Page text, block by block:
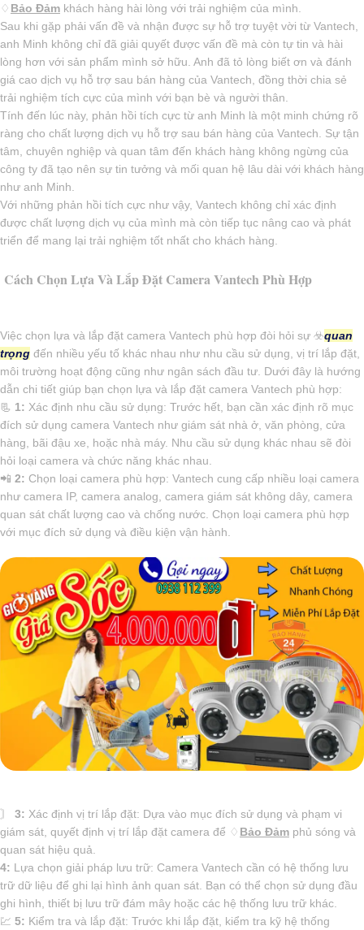
♢ Bảo Đảm khách hàng hài lòng với trải nghiệm của mình.
Sau khi gặp phải vấn đề và nhận được sự hỗ trợ tuyệt vời từ Vantech,
anh Minh không chỉ đã giải quyết được vấn đề mà còn tự tin và hài
lòng hơn với sản phẩm mình sở hữu. Anh đã tỏ lòng biết ơn và đánh
giá cao dịch vụ hỗ trợ sau bán hàng của Vantech, đồng thời chia sẻ
trải nghiệm tích cực của mình với bạn bè và người thân.
Tính đến lúc này, phản hồi tích cực từ anh Minh là một minh chứng rõ
ràng cho chất lượng dịch vụ hỗ trợ sau bán hàng của Vantech. Sự tận
tâm, chuyên nghiệp và quan tâm đến khách hàng không ngừng của
công ty đã tạo nên sự tin tưởng và mối quan hệ lâu dài với khách hàng
như anh Minh.
Với những phản hồi tích cực như vậy, Vantech không chỉ xác định
được chất lượng dịch vụ của mình mà còn tiếp tục nâng cao và phát
triển để mang lại trải nghiệm tốt nhất cho khách hàng.
Cách Chọn Lựa Và Lắp Đặt Camera Vantech Phù Hợp
Việc chọn lựa và lắp đặt camera Vantech phù hợp đòi hỏi sự ☣️quan
trọng đến nhiều yếu tố khác nhau như nhu cầu sử dụng, vị trí lắp đặt,
môi trường hoạt động cũng như ngân sách đầu tư. Dưới đây là hướng
dẫn chi tiết giúp bạn chọn lựa và lắp đặt camera Vantech phù hợp:
📃 1: Xác định nhu cầu sử dụng: Trước hết, bạn cần xác định rõ mục
đích sử dụng camera Vantech như giám sát nhà ở, văn phòng, cửa
hàng, bãi đậu xe, hoặc nhà máy. Nhu cầu sử dụng khác nhau sẽ đòi
hỏi loại camera và chức năng khác nhau.
📲 2: Chọn loại camera phù hợp: Vantech cung cấp nhiều loại camera
như camera IP, camera analog, camera giám sát không dây, camera
quan sát chất lượng cao và chống nước. Chọn loại camera phù hợp
với mục đích sử dụng và điều kiện vận hành.
〙 3: Xác định vị trí lắp đặt: Dựa vào mục đích sử dụng và phạm vi
giám sát, quyết định vị trí lắp đặt camera để ♢ Bảo Đảm phủ sóng và
quan sát hiệu quả.
4: Lựa chọn giải pháp lưu trữ: Camera Vantech cần có hệ thống lưu
trữ dữ liệu để ghi lại hình ảnh quan sát. Bạn có thể chọn sử dụng đầu
ghi hình, thiết bị lưu trữ đám mây hoặc các hệ thống lưu trữ khác.
💹 5: Kiểm tra và lắp đặt: Trước khi lắp đặt, kiểm tra kỹ hệ thống